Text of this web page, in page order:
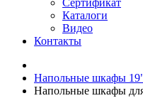
Сертификат
Каталоги
Видео
Контакты
Напольные шкафы
Напольные шкафы